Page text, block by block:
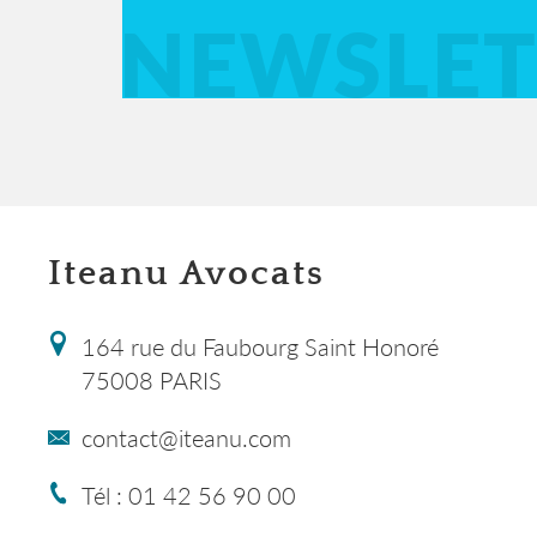
Iteanu Avocats
164 rue du Faubourg Saint Honoré
75008 PARIS
contact@iteanu.com
Tél : 01 42 56 90 00